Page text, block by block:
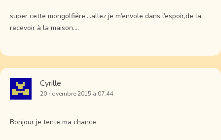
super cette mongolfiére….allez je m’envole dans l’espoir,de la
recevoir à la maison….
Cyrille
20 novembre 2015 à 07:44
Bonjour je tente ma chance